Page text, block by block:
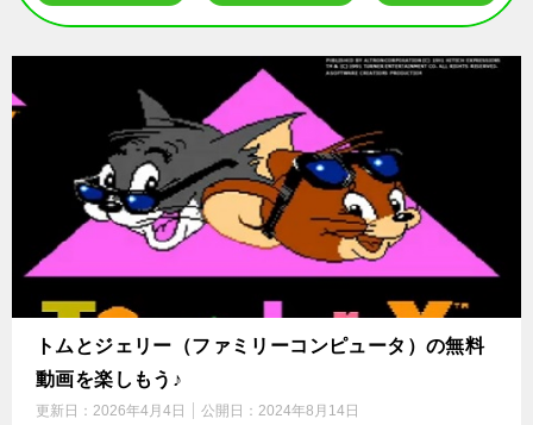
トムとジェリー（ファミリーコンピュータ）の無料
動画を楽しもう♪
更新日： 2026年4月4日 公開日： 2024年8月14日